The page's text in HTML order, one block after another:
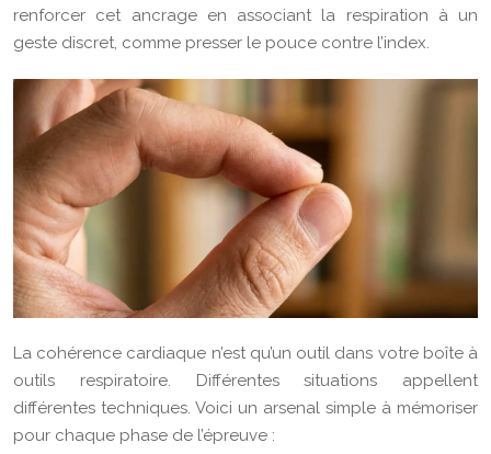
renforcer cet ancrage en associant la respiration à un
geste discret, comme presser le pouce contre l’index.
La cohérence cardiaque n’est qu’un outil dans votre boîte à
outils respiratoire. Différentes situations appellent
différentes techniques. Voici un arsenal simple à mémoriser
pour chaque phase de l’épreuve :